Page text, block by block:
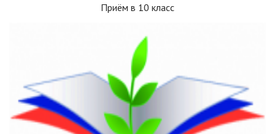
Приём в 10 класс